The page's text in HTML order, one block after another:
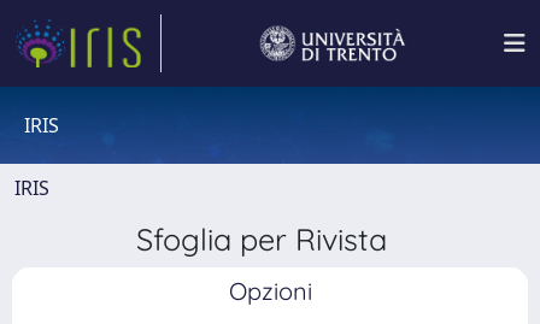
IRIS
IRIS
Sfoglia per Rivista
Opzioni